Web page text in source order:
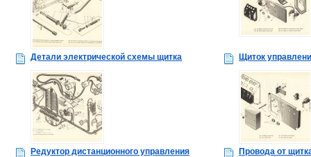
Детали электрической схемы щитка Щиток
Редуктор дистанционного управления Провода от